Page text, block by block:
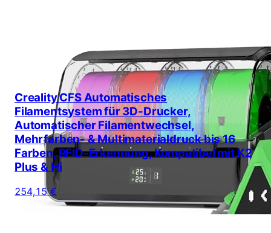
Creality CFS Automatisches
Filamentsystem für 3D-Drucker,
Automatischer Filamentwechsel,
Mehrfarben- & Multimaterialdruck bis 16
Farben, RFID-Erkennung, Kompatibel mit K2
Plus & Hi
254,15 €